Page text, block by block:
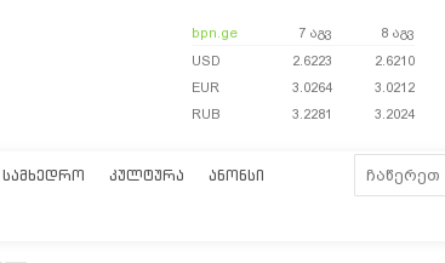
bpn.ge 7 აგვ
8 აგვ
USD
2.6223
2.6210
EUR
3.0264
3.0212
RUB
3.2281 3.2024
ᲡᲐᲛᲮᲔᲓᲠᲝ ᲙᲣᲚᲢᲣᲠᲐ ᲐᲜᲝᲜᲡᲘ